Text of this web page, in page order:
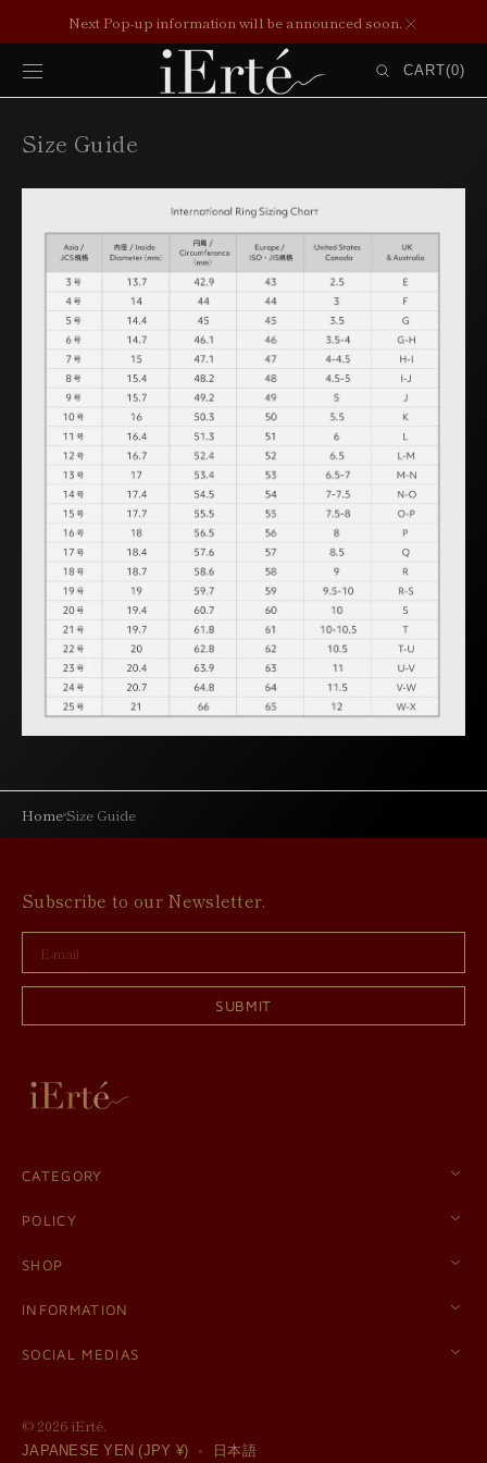
にスキップNext Pop-up information will be announced soon.
CART
ー (0)
0
Size Guide
HomeSize Guide
CATEGORY
POLICY
SHOP
INFORMATION
SOCIAL MEDIAS
Subscribe to our Newsletter.
mail
SUBMIT
© 2026 iErté.
JAPANESE YEN (JPY ¥) 日本語